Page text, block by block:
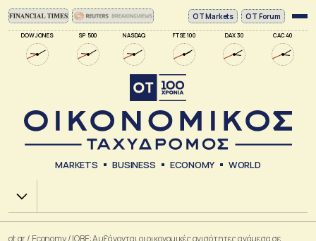
DOW JONES SP 500 NASDAQ FTSE 100 DAX 30 CAC 40
ΟΤ Markets OT Forum
MARKETS BUSINESS ECONOMY WORLD
Χ.Α.
ot.gr/ Economy/ΙΟΒΕ: Αυξάνονται οι οικονομικές ανισότητες ανάμεσα σε